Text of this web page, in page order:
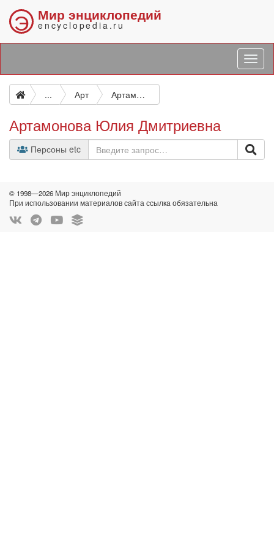
Э Мир энциклопедий
encyclopedia.ru
... Арт Артамонова Юлия Дмитриевна
Артамонова Юлия Дмитриевна
Персоны etc
© 1998—2026 Мир энциклопедий
При использовании материалов сайта ссылка обязательна